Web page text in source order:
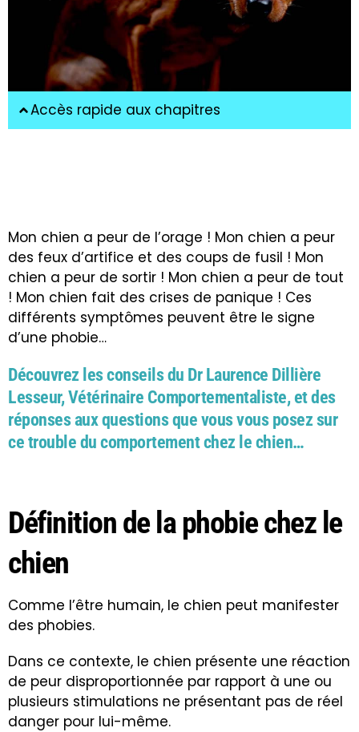
Accès rapide aux chapitres
Mon chien a peur de l’orage ! Mon chien a peur
des feux d’artifice et des coups de fusil ! Mon
chien a peur de sortir ! Mon chien a peur de tout
! Mon chien fait des crises de panique ! Ces
différents symptômes peuvent être le signe
d’une phobie…
Découvrez les conseils du Dr Laurence Dillière
Lesseur, Vétérinaire Comportementaliste, et des
réponses aux questions que vous vous posez sur
ce trouble du comportement chez le chien…
Définition de la phobie chez le
chien
Comme l’être humain, le chien peut manifester
des phobies.
Dans ce contexte, le chien présente une réaction
de peur disproportionnée par rapport à une ou
plusieurs stimulations ne présentant pas de réel
danger pour lui-même.